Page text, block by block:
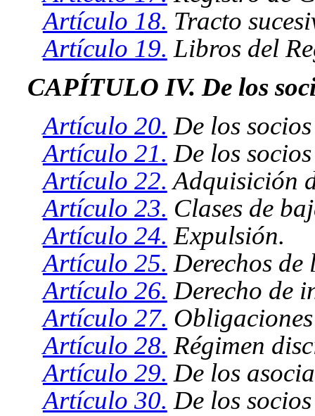
Artículo 18. Tracto
Artículo 19. Libros del
CAPÍTULO IV. De los
Artículo 20. De los
Artículo 21. De los
Artículo 22. Adquisición
Artículo 23. Clases de
Artículo 24. Expulsión.
Artículo 25. Derechos de
Artículo 26. Derecho de
Artículo 27.
Artículo 28. Régimen
Artículo 29. De los
Artículo 30. De los